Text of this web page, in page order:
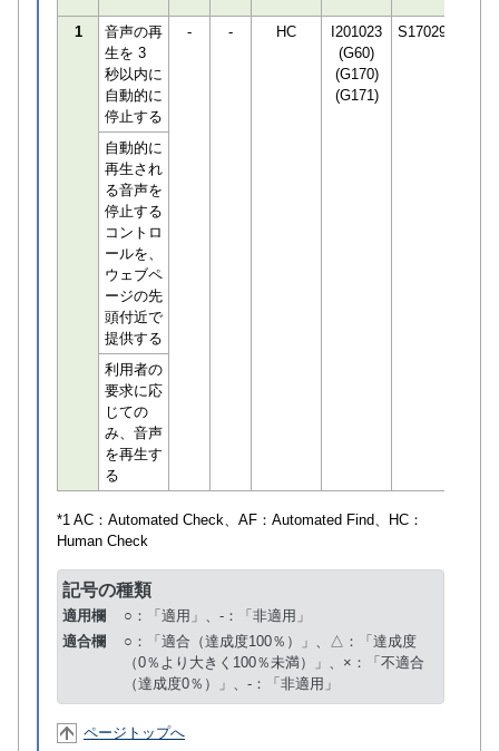
1
音声の再
生を 3
秒以内に
自動的に
停止する
- - HC
I201023
(G60)
(G170)
(G171)
S170294
自動的に
再生され
る音声を
停止する
コントロ
ールを、
ウェブペ
ージの先
頭付近で
提供する
利用者の
要求に応
じての
み、音声
を再生す
る
*1 AC： Automated Check、AF： Automated Find、HC：
Human Check
記号の種類
適用欄
○：「適用」、-：「非適用」
適合欄
○：「適合（達成度100％）」、△：「達成度
（0％より大きく100％未満）」、×：「不適合
（達成度0％）」、-：「非適用」
ページトップへ